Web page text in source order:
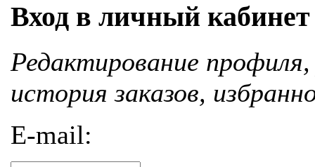
Вход в личный кабинет
Редактирование
история заказов,
E-mail: